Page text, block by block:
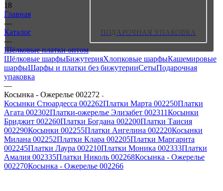
ПОДАРОЧНАЯ УПАКОВКА
18
Главная
—
Каталог
—
Шёлковые платки оптом
Шёлковые шарфыБижутерияХлопковые шарфыКашемировые
шарфыШарфы и платки без бижутерииСетыПодарочная
упаковка
—
Косынка - Ожерелье 002272
Косынки Стюардесса 002262Платки Марта 002250Платки
Агата 002302Платки-ожерелье Элизабет 002311Косынки
Бриджит 002260Платки Богдана 002200Платки Таисия
002290Косынки 002255Платки Ангелина 002220Косынки
Милана 002252Платки Клара 002205Платки Маргарита
002245Платки Лаура 002210Платки Моника 002333Платки
Амалия 002335Платки Николь 002268Косынка - Ожерелье
002270Косынка - Ожерелье 002266